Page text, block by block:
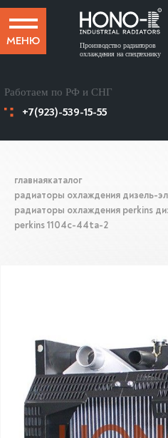
МЕНЮ
Производство радиаторов
охлаждения на спецтехнику
Работаем по РФ и СНГ
+7(923)-539-15-55
главнаякаталог
радиаторы охлаждения дизель-
радиаторы охлаждения perkins
perkins 1104c-44ta-2